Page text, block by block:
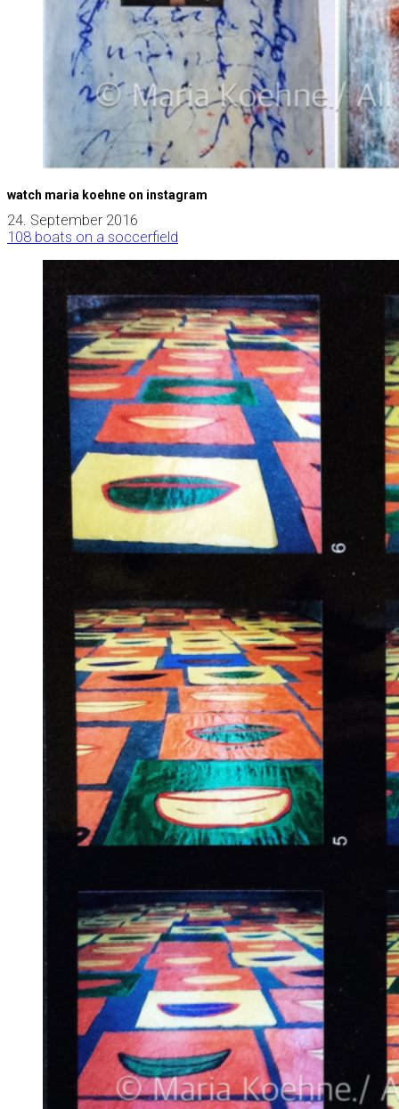
watch maria koehne on instagram
24. September 2016
108 boats on a soccerfield